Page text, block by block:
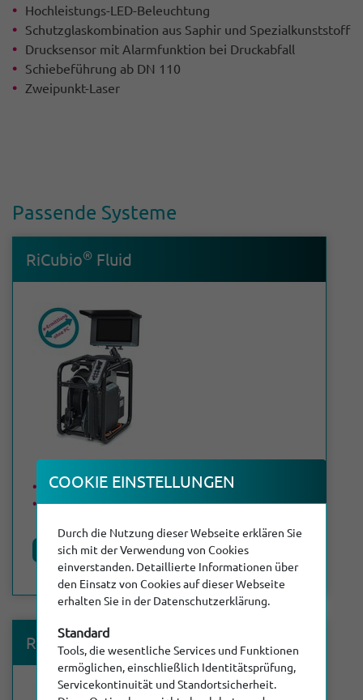
Hochleistungs-LED-Beleuchtung
Schutzglaskombination aus Saphir und Spezialkunststoff
Drucksensor mit Alarmfunktion bei Druckabfall
Schiebeführung ab DN 110
Zweipunkt-Laser
Passende Systeme
RiCubio® Fluid
Max. Kabellänge: 120 m
DN 50 - DN 300
Produktdetails
RiCubio®S
COOKIE EINSTEL­LUNGEN
Durch die Nutzung dieser Webseite erklären Sie
sich mit der Verwendung von Cookies
einverstanden. Detaillierte Informationen über
den Einsatz von Cookies auf dieser Webseite
erhalten Sie in der Datenschutzerklärung.
Standard
Tools, die wesentliche Services und Funktionen
ermöglichen, einschließlich Identitätsprüfung,
Servicekontinuität und Standortsicherheit.